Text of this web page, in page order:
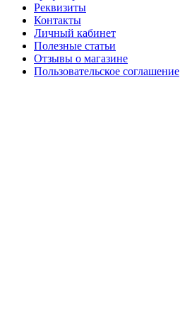
Реквизиты
Контакты
Личный кабинет
Полезные статьи
Отзывы о магазине
Пользовательское соглашение